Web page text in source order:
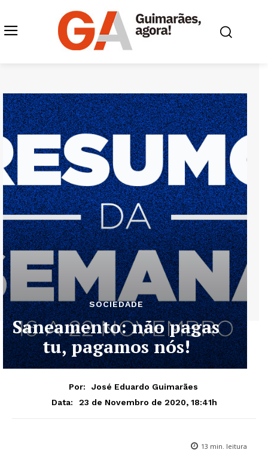
SOCIEDADE
Saneamento: não pagas
tu, pagamos nós!
Por:
José Eduardo Guimarães
Data:
23 de Novembro de 2020, 18:41h
13 min. leitura